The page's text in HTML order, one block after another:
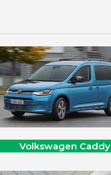
Volkswagen Caddy